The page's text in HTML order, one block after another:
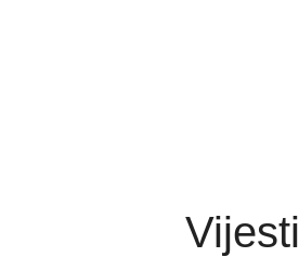
Vijesti